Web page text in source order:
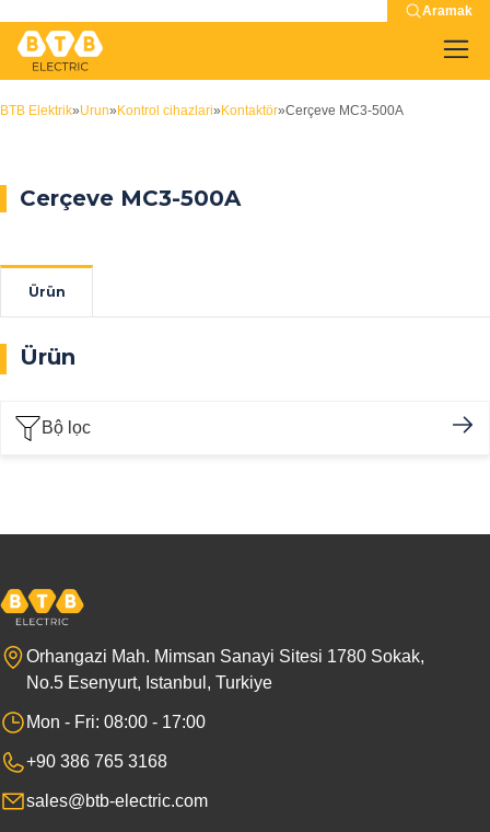
Aramak
BTB Elektrik»Urun» Kontrol cihazlari» Kontaktör»Cerçeve MC3-500A
Cerçeve MC3-500A
Ürün
Ürün
Bộ lọc
Orhangazi Mah. Mimsan Sanayi Sitesi 1780 Sokak,
No.5 Esenyurt, Istanbul, Turkiye
Mon - Fri: 08:00 - 17:00
+90 386 765 3168
sales@btb-electric.com